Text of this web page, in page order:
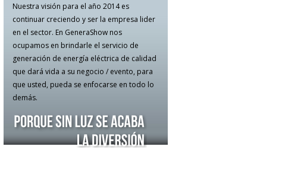
Nuestra visión para el año 2014 es
continuar creciendo y ser la empresa lider
en el sector. En GeneraShow nos
ocupamos en brindarle el servicio de
generación de energía eléctrica de calidad
que dará vida a su negocio / evento, para
que usted, pueda se enfocarse en todo lo
demás.